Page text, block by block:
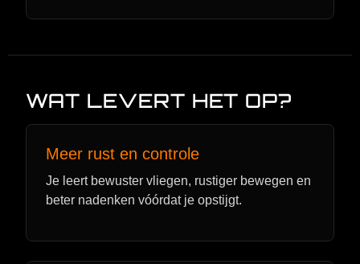
WAT LEVERT HET OP?
Meer rust en controle
Je leert bewuster vliegen, rustiger bewegen en
beter nadenken vóórdat je opstijgt.